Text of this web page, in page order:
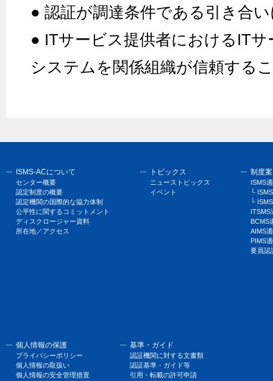
● 認証が調達条件である引き合
● ITサービス提供者におけるIT
システムを関係組織が信頼する
ISMS-ACについて
センター概要
認定制度の概要
認定機関の国際的な協力体制
公平性に関するコミットメント
ディスクロージャー資料
所在地／アクセス
トピックス
ニューストピックス
イベント
制度
ISMS
└
└
BCMS
AIMS
PIMS
要員認
個人情報の保護
プライバシーポリシー
個人情報の取扱い
個人情報の安全管理措置
基準・ガイド
認証機関に対する文書類
認証基準・ガイド等
引用・転載の許可申請